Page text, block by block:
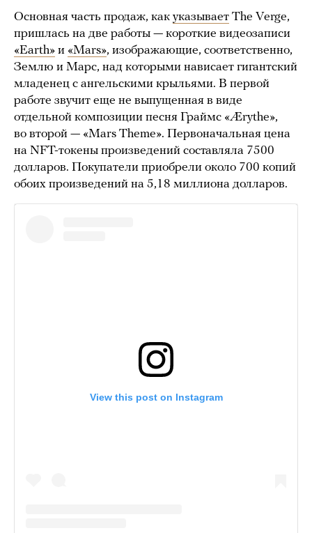
Основная часть продаж, как указывает The Verge,
пришлась на две работы — короткие видеозаписи
«Earth» и «Mars», изображающие, соответственно,
Землю и Марс, над которыми нависает гигантский
младенец с ангельскими крыльями. В первой
работе звучит еще не выпущенная в виде
отдельной композиции песня Граймс «Ærythe»,
во второй — «Mars Theme». Первоначальная цена
на NFT-токены произведений составляла 7500
долларов. Покупатели приобрели около 700 копий
обоих произведений на 5,18 миллиона долларов.